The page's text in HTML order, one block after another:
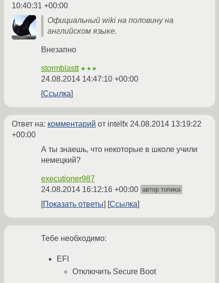
10:40:31 +00:00
Официальный wiki на половину на
английском языке.
Внезапно
stormblastt ★★★
24.08.2014 14:47:10 +00:00
Ссылка
Ответ на: комментарий от intelfx 24.08.2014 13:19:22
+00:00
А ты знаешь, что некоторые в школе учили
немецкий?
executioner987
24.08.2014 16:12:16 +00:00 автор топика
Показать ответы Ссылка
Тебе необходимо:
EFI
Отключить Secure Boot